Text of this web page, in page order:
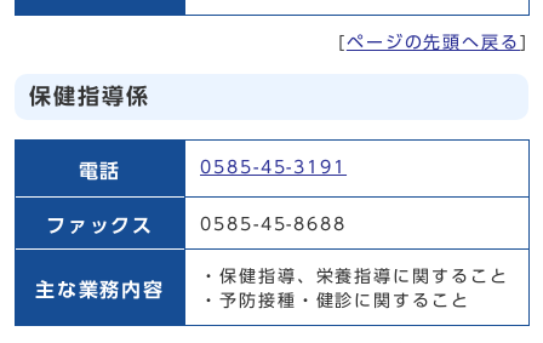
ページの先頭へ戻る
保健指導係
電話
0585-45-3191
ファックス 0585-45-8688
主な業務内容
・保健指導、栄養指導に関すること
・予防接種・健診に関すること